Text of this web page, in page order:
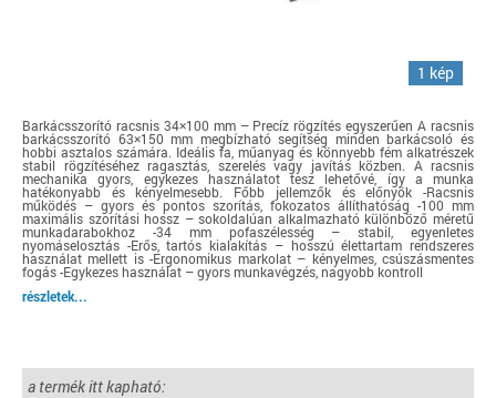
1 kép
Barkácsszorító racsnis 34×100 mm – Precíz rögzítés egyszerűen A racsnis
barkácsszorító 63×150 mm megbízható segítség minden barkácsoló és
hobbi asztalos számára. Ideális fa, műanyag és könnyebb fém alkatrészek
stabil rögzítéséhez ragasztás, szerelés vagy javítás közben. A racsnis
mechanika gyors, egykezes használatot tesz lehetővé, így a munka
hatékonyabb és kényelmesebb. Főbb jellemzők és előnyök -Racsnis
működés – gyors és pontos szorítás, fokozatos állíthatóság -100 mm
maximális szorítási hossz – sokoldalúan alkalmazható különböző méretű
munkadarabokhoz -34 mm pofaszélesség – stabil, egyenletes
nyomáselosztás -Erős, tartós kialakítás – hosszú élettartam rendszeres
használat mellett is -Ergonomikus markolat – kényelmes, csúszásmentes
fogás -Egykezes használat – gyors munkavégzés, nagyobb kontroll
részletek...
a termék itt kapható: